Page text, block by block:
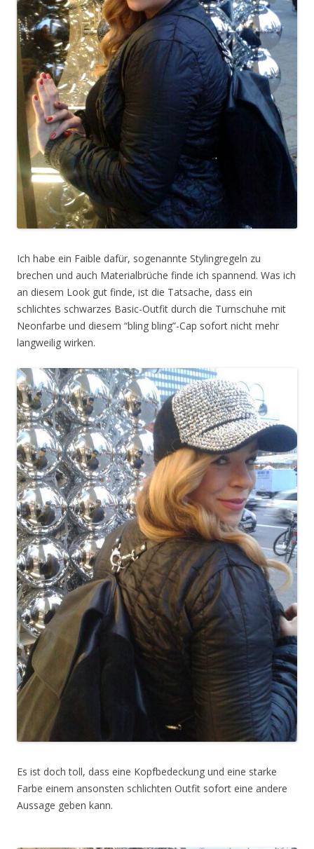
Ich habe ein Faible dafür, sogenannte Stylingregeln zu
brechen und auch Materialbrüche finde ich spannend. Was ich
an diesem Look gut finde, ist die Tatsache, dass ein
schlichtes schwarzes Basic-Outfit durch die Turnschuhe mit
Neonfarbe und diesem “bling bling”-Cap sofort nicht mehr
langweilig wirken.
Es ist doch toll, dass eine Kopfbedeckung und eine starke
Farbe einem ansonsten schlichten Outfit sofort eine andere
Aussage geben kann.